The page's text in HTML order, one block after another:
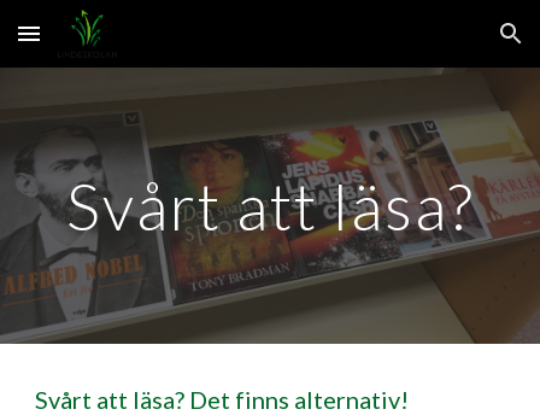
Skip to main content Skip to navigation
Svårt att läsa?
Svårt att läsa? Det finns alternativ!